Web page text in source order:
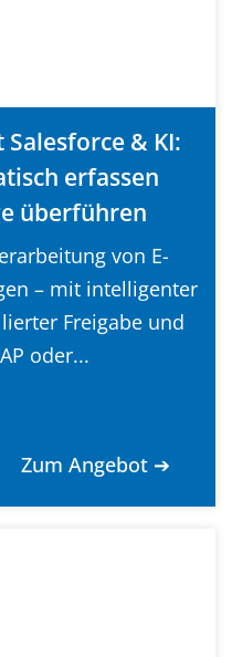
& KI:
erfassen
überführen
von E-
– mit intelligenter
Freigabe und
oder...
Zum Angebot ➔